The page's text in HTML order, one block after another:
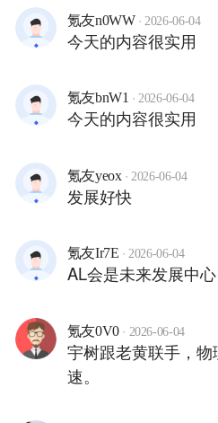
氪友n0WW · 2026-06-04
今天的内容很实用
氪友bnW1 · 2026-06-04
今天的内容很实用
氪友yeox · 2026-06-04
发展好快
氪友Ir7E · 2026-06-04
AL会是未来发展中心
氪友0V0 · 2026-06-04
宇树跟老黄联手，
速。